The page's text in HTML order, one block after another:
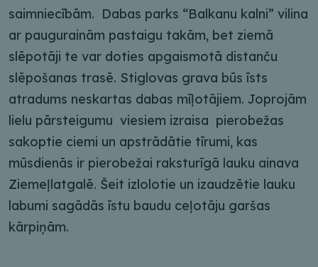
saimniecībām. Dabas parks “Balkanu kalni” vilina
ar paugurainām pastaigu takām, bet ziemā
slēpotāji te var doties apgaismotā distanču
slēpošanas trasē. Stiglovas grava būs īsts
atradums neskartas dabas mīļotājiem. Joprojām
lielu pārsteigumu viesiem izraisa pierobežas
sakoptie ciemi un apstrādātie tīrumi, kas
mūsdienās ir pierobežai raksturīgā lauku ainava
Ziemeļlatgalē. Šeit izlolotie un izaudzētie lauku
labumi sagādās īstu baudu ceļotāju garšas
kārpiņām.